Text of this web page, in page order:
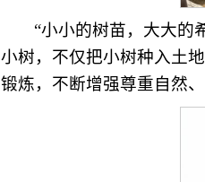
“小小的树苗，大大的
小树，不仅把小树种入土
锻炼，不断增强尊重自然